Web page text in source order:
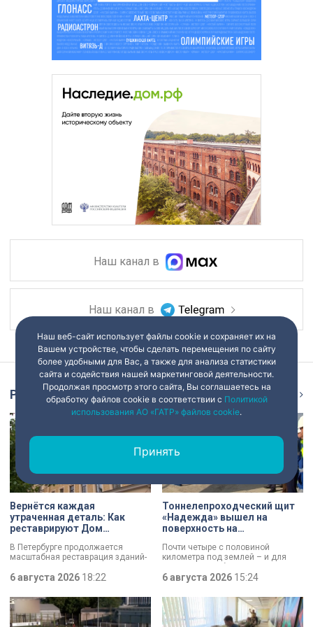
Наш канал в
Наш канал в
Репортаж
Вернётся каждая
утраченная деталь: Как
реставрируют Дом
Святого Николая на улице
Марата
В Петербурге продолжается
масштабная реставрация зданий-
губернаторской программы.
Специалисты обновляют не
просто стены, а восстанавливают
буквально каждую утраченную
деталь. Один из самых знаковых
6 августа 2026 18:22
Тоннелепроходческий щит
«Надежда» вышел на
поверхность на
Почти четыре с половиной
километра под землей – и для
«Надежды» забрезжил свет:
проходческий щит вышел на
поверхность. О ходе работ у
демонтажного котлована сегодня
рассказали губернатору
Александру Беглову и
6 августа 2026 15:24
Наш веб-сайт использует файлы cookie и сохраняет их на
Вашем устройстве, чтобы сделать перемещения по сайту
более удобными для Вас, а также для анализа статистики
сайта и содействия нашей маркетинговой деятельности.
Продолжая просмотр этого сайта, Вы соглашаетесь на
обработку файлов cookie в соответствии с Политикой
использования АО «ГАТР» файлов cookie.
Принять